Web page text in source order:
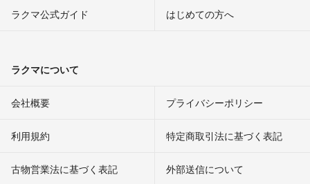
ラクマ公式ガイド はじめての方へ
ラクマについて
会社概要 プライバシーポリシー
利用規約 特定商取引法に基づく表記
古物営業法に基づく表記 外部送信について